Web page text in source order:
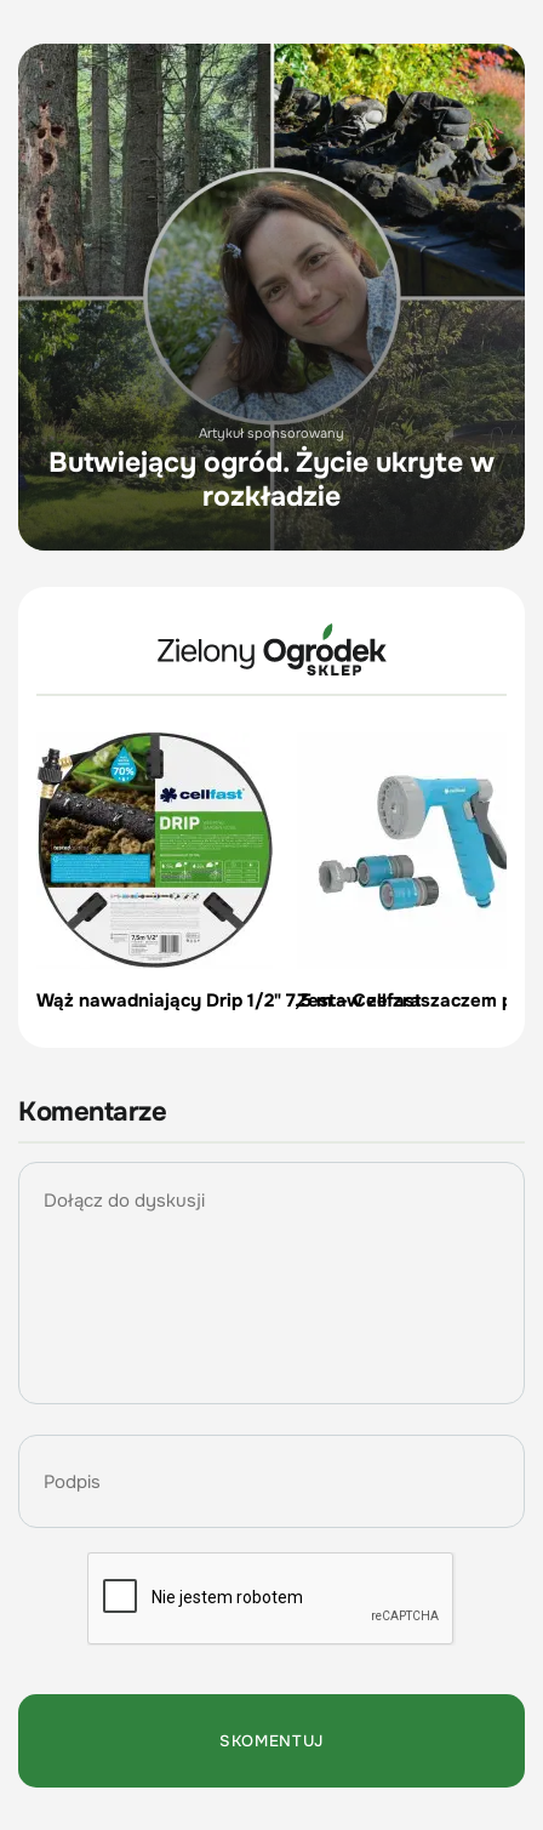
Artykuł sponsorowany
Butwiejący ogród. Życie ukryte w
rozkładzie
Wąż nawadniający Drip 1/2" 7,5 m – Cellfast
Zestaw ze zraszaczem
Komentarze